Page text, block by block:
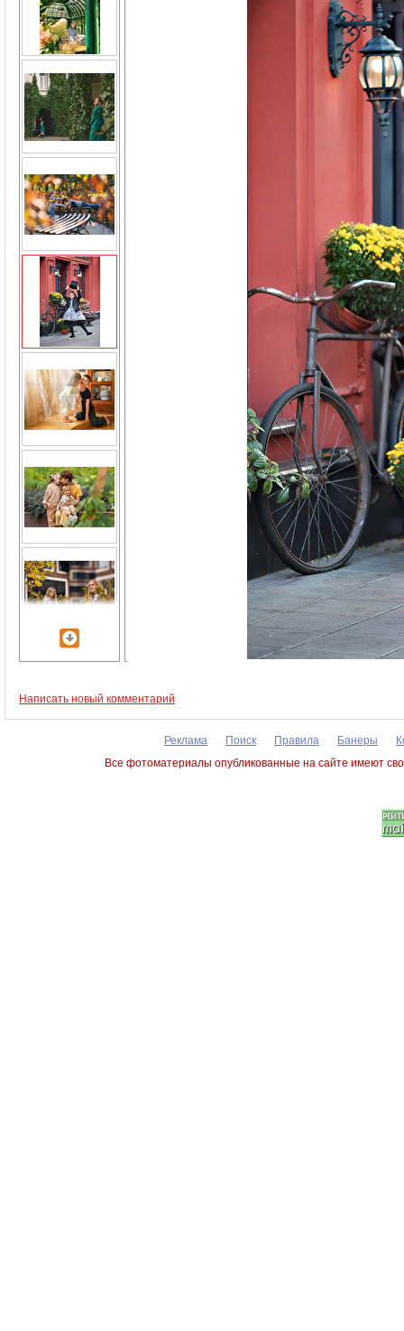
Написать новый комментарий
Реклама Поиск Правила Банеры
Все фотоматериалы опубликованные на сайте имеют